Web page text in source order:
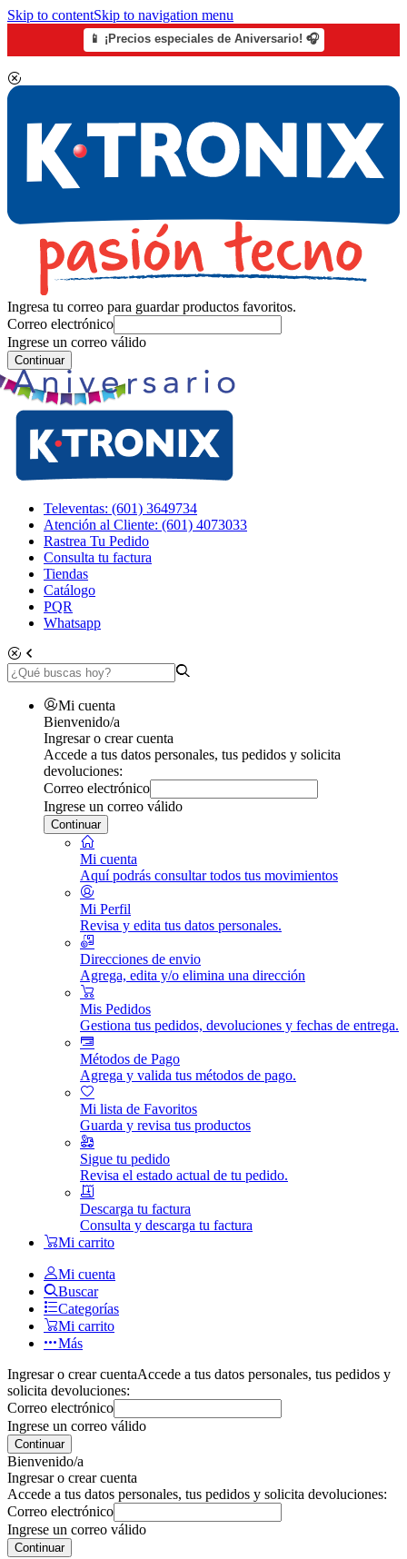
Skip to contentSkip to navigation menu
📱 ¡Precios especiales de Aniversario! 🎧
Ingresa tu correo para guardar productos favoritos.
Correo electrónico
Ingrese un correo válido
Continuar
Televentas: (601) 3649734
Atención al Cliente: (601) 4073033
Rastrea Tu Pedido
Consulta tu factura
Tiendas
Catálogo
PQR
Whatsapp
Mi cuenta
Bienvenido/a
Ingresar o crear cuenta
Accede a tus datos personales, tus pedidos y solicita
devoluciones:
Correo electrónico
Ingrese un correo válido
Continuar
Mi cuenta
Aquí podrás consultar todos tus movimientos
Mi Perfil
Revisa y edita tus datos personales.
Direcciones de envio
Agrega, edita y/o elimina una dirección
Mis Pedidos
Gestiona tus pedidos, devoluciones y fechas de entrega.
Métodos de Pago
Agrega y valida tus métodos de pago.
Mi lista de Favoritos
Guarda y revisa tus productos
Sigue tu pedido
Revisa el estado actual de tu pedido.
Descarga tu factura
Consulta y descarga tu factura
Mi carrito
Mi cuenta
Buscar
Categorías
Mi carrito
Más
Ingresar o crear cuentaAccede a tus datos personales, tus pedidos y
solicita devoluciones:
Correo electrónico
Ingrese un correo válido
Continuar
Bienvenido/a
Ingresar o crear cuenta
Accede a tus datos personales, tus pedidos y solicita devoluciones:
Correo electrónico
Ingrese un correo válido
Continuar